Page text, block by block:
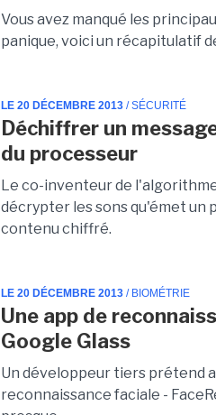
Vous avez manqué les
panique, voici un récapitulatif
LE 20 DÉCEMBRE 2013 / SÉCURITÉ
Déchiffrer un
du processeur
Le co-inventeur de
décrypter les sons qu'émet un
contenu chiffré.
LE 20 DÉCEMBRE 2013 / BIOMÉTRIE
Une app de
Google Glass
Un développeur tiers prétend
reconnaissance faciale -